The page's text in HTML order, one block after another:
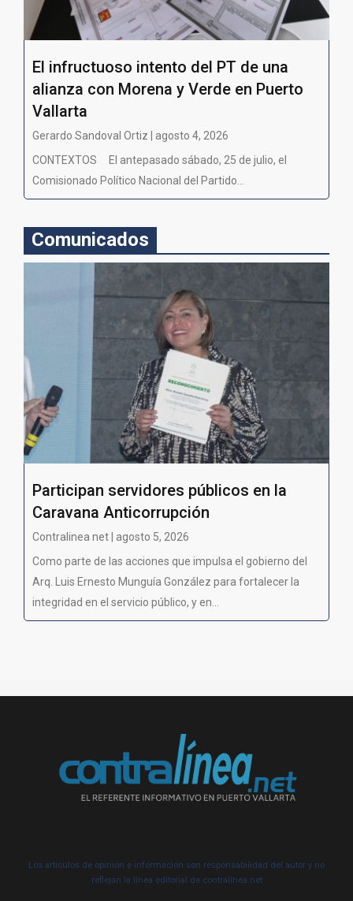
El infructuoso intento del PT de una
alianza con Morena y Verde en Puerto
Vallarta
Gerardo Sandoval Ortiz | agosto 4, 2026
CONTEXTOS El antepasado sábado, 25 de julio, el
Comisionado Político Nacional del Partido...
Comunicados
Participan servidores públicos en la
Caravana Anticorrupción
Contralinea net | agosto 5, 2026
Como parte de las acciones que impulsa el gobierno del
Arq. Luis Ernesto Munguía González para fortalecer la
integridad en el servicio público, y en...
Los artículos de opinión e información son responsabilidad del autor y no
reflejan la línea editorial de contralínea.net